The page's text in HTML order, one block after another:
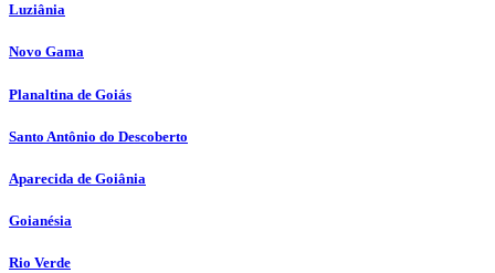
Luziânia
Novo Gama
Planaltina de Goiás
Santo Antônio do Descoberto
Aparecida de Goiânia
Goianésia
Rio Verde